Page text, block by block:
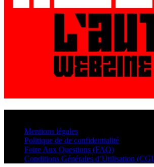
Mentions légales
Politique de de confidentialité
Foire Aux Questions (FAQ)
Conditions Générales d’Utilisation